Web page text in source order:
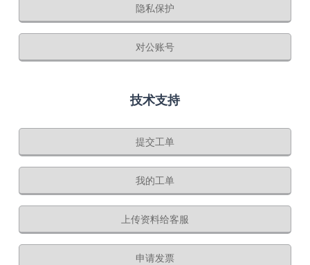
隐私保护
对公账号
技术支持
提交工单
我的工单
上传资料给客服
申请发票